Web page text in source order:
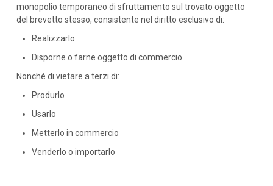
monopolio temporaneo di sfruttamento sul trovato oggetto
del brevetto stesso, consistente nel diritto esclusivo di:
Realizzarlo
Disporne o farne oggetto di commercio
Nonché di vietare a terzi di:
Produrlo
Usarlo
Metterlo in commercio
Venderlo o importarlo